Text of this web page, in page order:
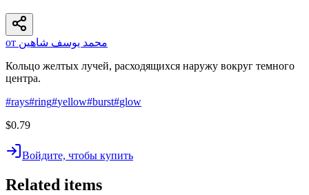
от محمد يوسف شاهين
Кольцо желтых лучей, расходящихся наружу вокруг темного
центра.
#rays#ring#yellow#burst#glow
$0.79
Войдите, чтобы купить
Related items